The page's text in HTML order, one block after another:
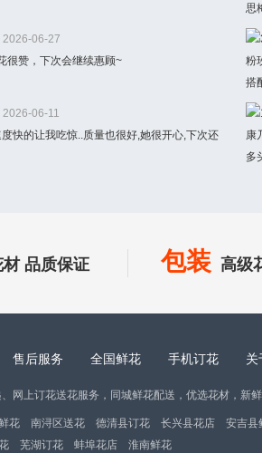
2026-06-27
很赞，下次会继续惠顾~
2026-06-11
快的让我吃惊..质量也很好,她很开心,下次还
品质保证 包装 高级
售后服务 全国鲜花 手机订花 关
网上订花送花服务，同城鲜花配送，优选花材，新
花 南浔区送花 德清县订花 长兴县花店
安吉县
芜湖订花 蚌埠花店 淮南鲜花